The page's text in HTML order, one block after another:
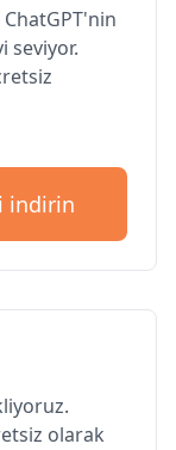
seviyor.
indirin
olarak